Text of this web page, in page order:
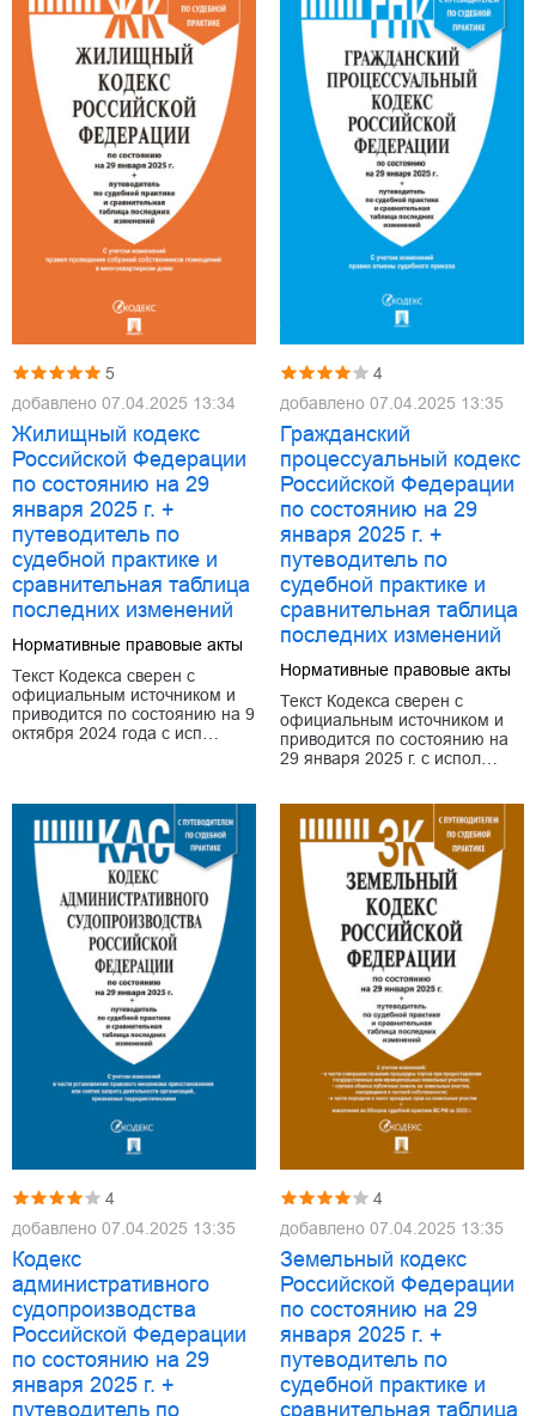
5
добавлено 07.04.2025 13:34
Жилищный кодекс
Российской Федерации
по состоянию на 29
января 2025 г. +
путеводитель по
судебной практике и
сравнительная таблица
последних изменений
Нормативные правовые акты
Текст Кодекса сверен с
официальным источником и
приводится по состоянию на 9
октября 2024 года с исп…
4
добавлено 07.04.2025 13:35
Гражданский
процессуальный кодекс
Российской Федерации
по состоянию на 29
января 2025 г. +
путеводитель по
судебной практике и
сравнительная таблица
последних изменений
Нормативные правовые акты
Текст Кодекса сверен с
официальным источником и
приводится по состоянию на
29 января 2025 г. с испол…
4
добавлено 07.04.2025 13:35
Кодекс
административного
судопроизводства
Российской Федерации
по состоянию на 29
января 2025 г. +
путеводитель по
4
добавлено 07.04.2025 13:35
Земельный кодекс
Российской Федерации
по состоянию на 29
января 2025 г. +
путеводитель по
судебной практике и
сравнительная таблица